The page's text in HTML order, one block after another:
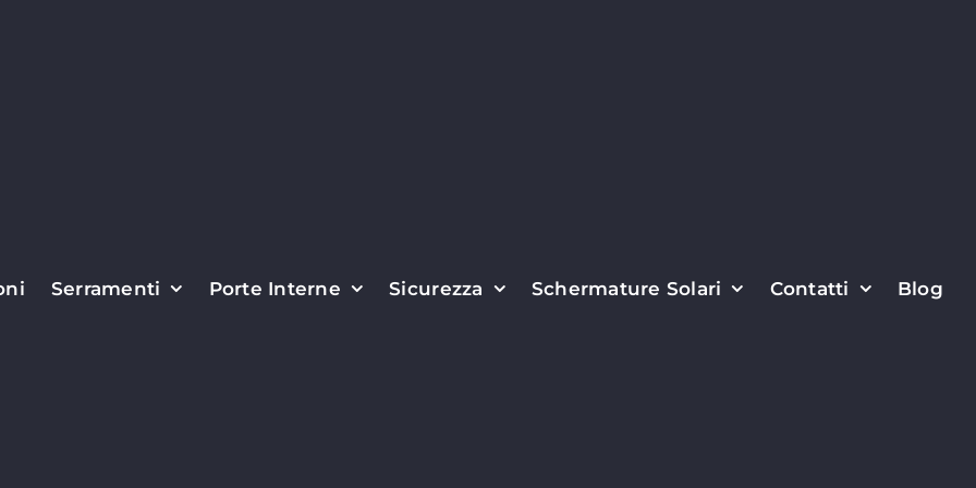
Serramenti Porte Interne Sicurezza Schermature Solari Contatti Blog